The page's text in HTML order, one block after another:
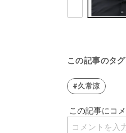
この記事のタグ
#久常涼